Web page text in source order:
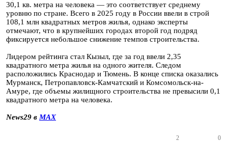
30,1 кв. метра на человека — это соответствует среднему
уровню по стране. Всего в 2025 году в России ввели в строй
108,1 млн квадратных метров жилья, однако эксперты
отмечают, что в крупнейших городах второй год подряд
фиксируется небольшое снижение темпов строительства.
Лидером рейтинга стал Кызыл, где за год ввели 2,35
квадратного метра жилья на одного жителя. Следом
расположились Краснодар и Тюмень. В конце списка оказались
Мурманск, Петропавловск-Камчатский и Комсомольск-на-
Амуре, где объемы жилищного строительства не превысили 0,1
квадратного метра на человека.
News29 в MAX
2 0